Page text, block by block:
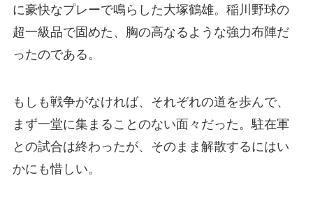
に豪快なプレーで鳴らした大塚鶴雄。稲川野球の
超一級品で固めた、胸の高なるような強力布陣だ
ったのである。
もしも戦争がなければ、それぞれの道を歩んで、
まず一堂に集まることのない面々だった。駐在軍
との試合は終わったが、そのまま解散するにはい
かにも惜しい。